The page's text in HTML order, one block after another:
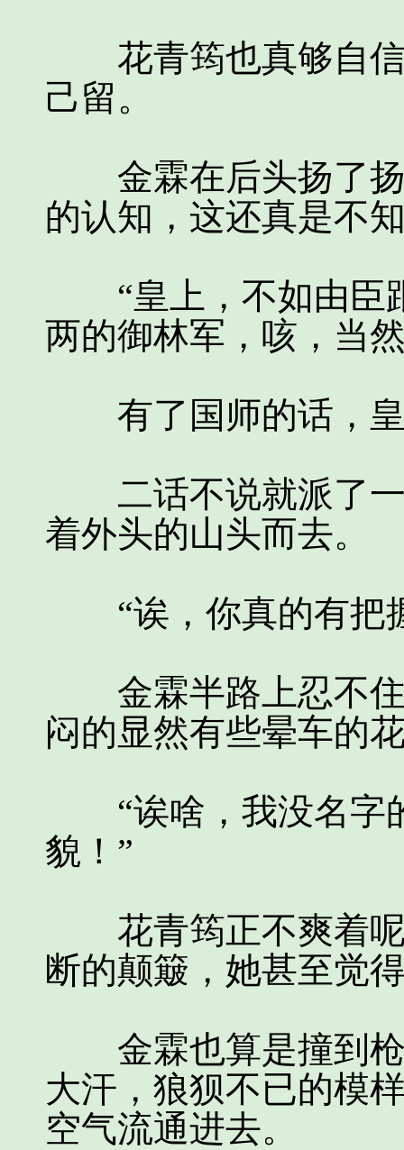
花青筠也真够自信
己留。
金霖在后头扬了扬
的认知，这还真是不
“皇上，不如由臣
两的御林军，咳，当
有了国师的话，皇
二话不说就派了一
着外头的山头而去。
“诶，你真的有把
金霖半路上忍不住
闷的显然有些晕车的
“诶啥，我没名字
貌！”
花青筠正不爽着呢
断的颠簸，她甚至觉
金霖也算是撞到枪
大汗，狼狈不已的模
空气流通进去。